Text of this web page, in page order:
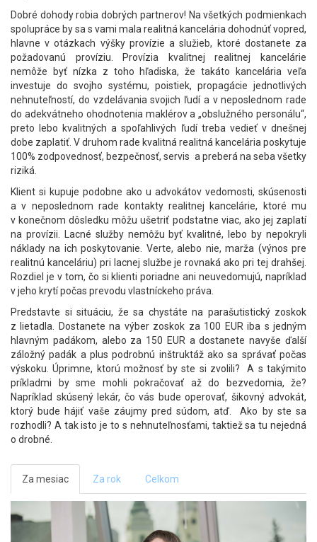
Dobré dohody robia dobrých partnerov! Na všetkých podmienkach
spolupráce by sa s vami mala realitná kancelária dohodnúť vopred,
hlavne v otázkach výšky provízie a služieb, ktoré dostanete za
požadovanú províziu. Provízia kvalitnej realitnej kancelárie
nemôže byť nízka z toho hľadiska, že takáto kancelária veľa
investuje do svojho systému, poistiek, propagácie jednotlivých
nehnuteľností, do vzdelávania svojich ľudí a v neposlednom rade
do adekvátneho ohodnotenia maklérov a „obslužného personálu“,
preto lebo kvalitných a spoľahlivých ľudí treba vedieť v dnešnej
dobe zaplatiť. V druhom rade kvalitná realitná kancelária poskytuje
100% zodpovednosť, bezpečnosť, servis a preberá na seba všetky
riziká.
Klient si kupuje podobne ako u advokátov vedomosti, skúsenosti
a v neposlednom rade kontakty realitnej kancelárie, ktoré mu
v konečnom dôsledku môžu ušetriť podstatne viac, ako jej zaplatí
na provízii. Lacné služby nemôžu byť kvalitné, lebo by nepokryli
náklady na ich poskytovanie. Verte, alebo nie, marža (výnos pre
realitnú kanceláriu) pri lacnej službe je rovnaká ako pri tej drahšej.
Rozdiel je v tom, čo si klienti poriadne ani neuvedomujú, napríklad
v jeho krytí počas prevodu vlastníckeho práva.
Predstavte si situáciu, že sa chystáte na parašutistický zoskok
z lietadla. Dostanete na výber zoskok za 100 EUR iba s jedným
hlavným padákom, alebo za 150 EUR a dostanete navyše ďalší
záložný padák a plus podrobnú inštruktáž ako sa správať počas
výskoku. Úprimne, ktorú možnosť by ste si zvolili? A s takýmito
príkladmi by sme mohli pokračovať až do bezvedomia, že?
Napríklad skúsený lekár, čo vás bude operovať, šikovný advokát,
ktorý bude hájiť vaše záujmy pred súdom, atď. Ako by ste sa
rozhodli? A tak isto je to s nehnuteľnosťami, taktiež sa tu nejedná
o drobné.
Za mesiac Za rok Celkom